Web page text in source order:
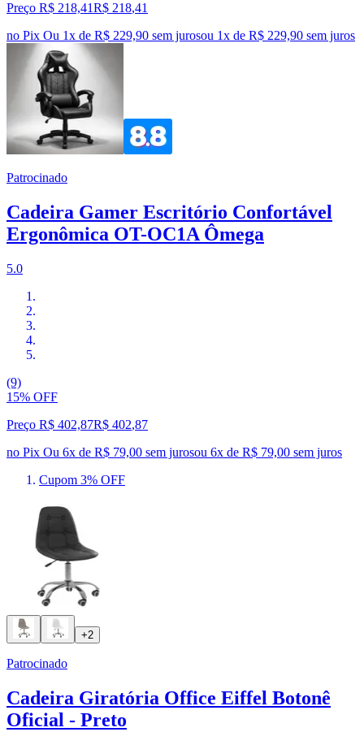
Preço R$ 218,41R$ 218,41
no Pix Ou 1x de R$ 229,90 sem jurosou 1x de R$ 229,90 sem juros
Patrocinado
Cadeira Gamer Escritório Confortável
Ergonômica OT-OC1A Ômega
5.0
(9)
15% OFF
Preço R$ 402,87R$ 402,87
no Pix Ou 6x de R$ 79,00 sem jurosou 6x de R$ 79,00 sem juros
Cupom 3% OFF
+2
Patrocinado
Cadeira Giratória Office Eiffel Botonê
Oficial - Preto